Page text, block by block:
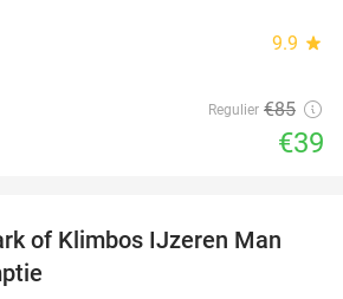
9.9 star
Regulier €85
€39
29%
of Klimbos IJzeren Man